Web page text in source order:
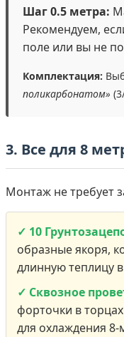
Шаг 0.5 метра:
Рекомендуем,
поле или вы не
Комплектация:
поликарбонатом»
3. Все для 8
Монтаж не требует
✓ 10
образные якоря,
длинную теплицу в
✓ Сквозное
форточки в
для охлаждения